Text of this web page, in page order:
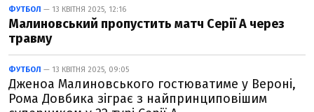
ФУТБОЛ — 13 КВІТНЯ 2025, 12:16
Малиновський пропустить матч Серії А через
травму
ФУТБОЛ — 13 КВІТНЯ 2025, 09:05
Дженоа Малиновського гостюватиме у Вероні,
Рома Довбика зіграє з найпринциповішим